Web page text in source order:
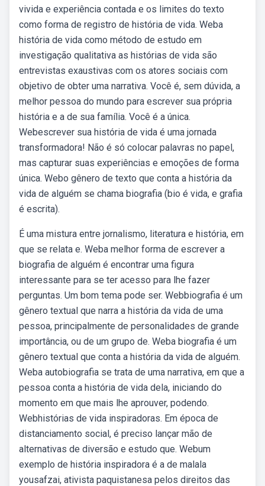
vivida e experiência contada e os limites do texto
como forma de registro de história de vida. Weba
história de vida como método de estudo em
investigação qualitativa as histórias de vida são
entrevistas exaustivas com os atores sociais com
objetivo de obter uma narrativa. Você é, sem dúvida, a
melhor pessoa do mundo para escrever sua própria
história e a de sua família. Você é a única.
Webescrever sua história de vida é uma jornada
transformadora! Não é só colocar palavras no papel,
mas capturar suas experiências e emoções de forma
única. Webo gênero de texto que conta a história da
vida de alguém se chama biografia (bio é vida, e grafia
é escrita).
É uma mistura entre jornalismo, literatura e história, em
que se relata e. Weba melhor forma de escrever a
biografia de alguém é encontrar uma figura
interessante para se ter acesso para lhe fazer
perguntas. Um bom tema pode ser. Webbiografia é um
gênero textual que narra a história da vida de uma
pessoa, principalmente de personalidades de grande
importância, ou de um grupo de. Weba biografia é um
gênero textual que conta a história da vida de alguém.
Weba autobiografia se trata de uma narrativa, em que a
pessoa conta a história de vida dela, iniciando do
momento em que mais lhe aprouver, podendo.
Webhistórias de vida inspiradoras. Em época de
distanciamento social, é preciso lançar mão de
alternativas de diversão e estudo que. Webum
exemplo de história inspiradora é a de malala
yousafzai, ativista paquistanesa pelos direitos das